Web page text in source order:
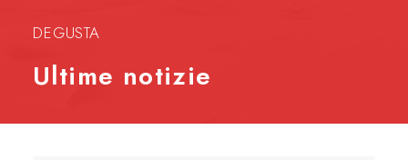
CLUB DEGUSTA
STORE
DEGUSTA
Ultime notizie